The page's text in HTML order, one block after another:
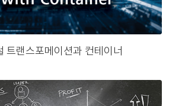
트랜스포메이션과 컨테이너